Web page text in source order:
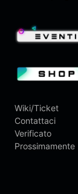
Wiki/Ticket
Contattaci
Verificato
Prossimamente